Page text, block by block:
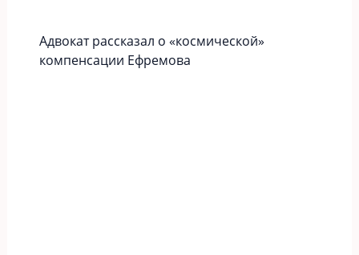
Адвокат рассказал о «космической»
компенсации Ефремова